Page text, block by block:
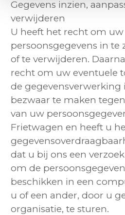
Gegevens inzien,
verwijderen
U heeft het recht om uw
persoonsgegevens in te
of te verwijderen.
recht om uw eventuele
de gegevensverwerking
bezwaar te maken
van uw
Frietwagen en heeft u
dat u bij ons een
om de
beschikken in een
u of een ander, door u
organisatie, te sturen.